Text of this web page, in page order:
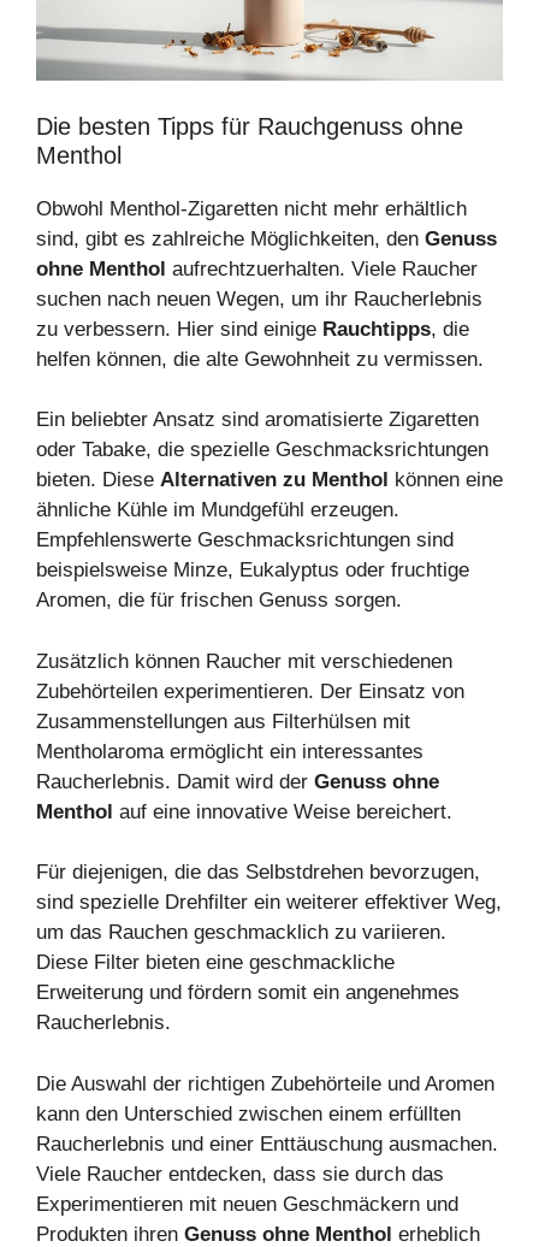
Die besten Tipps für Rauchgenuss ohne
Menthol
Obwohl Menthol-Zigaretten nicht mehr erhältlich
sind, gibt es zahlreiche Möglichkeiten, den Genuss
ohne Menthol aufrechtzuerhalten. Viele Raucher
suchen nach neuen Wegen, um ihr Raucherlebnis
zu verbessern. Hier sind einige Rauchtipps, die
helfen können, die alte Gewohnheit zu vermissen.
Ein beliebter Ansatz sind aromatisierte Zigaretten
oder Tabake, die spezielle Geschmacksrichtungen
bieten. Diese Alternativen zu Menthol
können eine
ähnliche Kühle im Mundgefühl erzeugen.
Empfehlenswerte Geschmacksrichtungen sind
beispielsweise Minze, Eukalyptus oder fruchtige
Aromen, die für frischen Genuss sorgen.
Zusätzlich können Raucher mit verschiedenen
Zubehörteilen experimentieren. Der Einsatz von
Zusammenstellungen aus Filterhülsen mit
Mentholaroma ermöglicht ein interessantes
Raucherlebnis. Damit wird der Genuss ohne
Menthol auf eine innovative Weise bereichert.
Für diejenigen, die das Selbstdrehen bevorzugen,
sind spezielle Drehfilter ein weiterer effektiver Weg,
um das Rauchen geschmacklich zu variieren.
Diese Filter bieten eine geschmackliche
Erweiterung und fördern somit ein angenehmes
Raucherlebnis.
Die Auswahl der richtigen Zubehörteile und Aromen
kann den Unterschied zwischen einem erfüllten
Raucherlebnis und einer Enttäuschung ausmachen.
Viele Raucher entdecken, dass sie durch das
Experimentieren mit neuen Geschmäckern und
Produkten ihren Genuss ohne Menthol erheblich